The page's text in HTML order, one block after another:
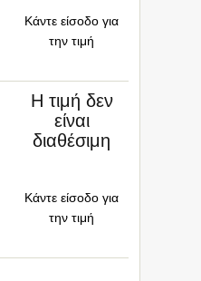
Κάντε είσοδο για
την τιμή
Η τιμή δεν
είναι
διαθέσιμη
Κάντε είσοδο για
την τιμή